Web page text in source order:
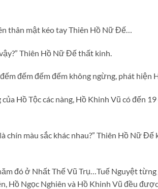
thân mật kéo tay Thiên Hồ Nữ Đế…
Thiên Hồ Nữ Đế thất kinh.
đếm đếm đếm không ngừng, phát hiện
Hồ Tộc các nàng, Hồ Khinh Vũ có đến
chín màu sắc khác nhau?” Thiên Hồ Nữ
đó ở Nhất Thế Vũ Trụ…Tuế Nguyệt từng
Hồ Ngọc Nghiên và Hồ Khinh Vũ đều